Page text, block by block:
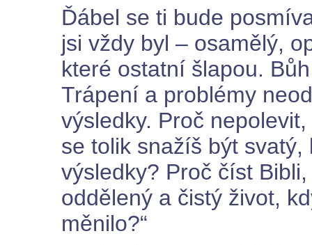
Ďábel se ti bude
jsi vždy byl – osamělý,
které ostatní šlapou.
Trápení a problémy
výsledky. Proč
se tolik snažíš být
výsledky? Proč číst
oddělený a čistý život,
měnilo?“